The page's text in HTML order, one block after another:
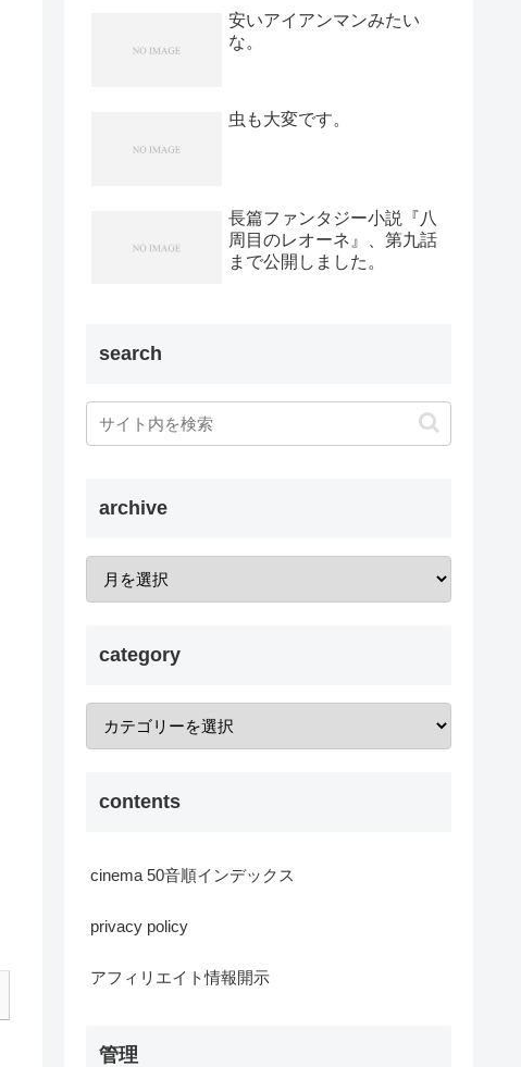
安いアイアンマンみたい
な。
虫も大変です。
長篇ファンタジー小説『八
周目のレオーネ』、第九話
まで公開しました。
search
archive
category
contents
cinema 50音順インデックス
privacy policy
アフィリエイト情報開示
管理